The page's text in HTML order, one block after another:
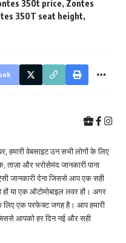
350t price, Zontes
350T seat height,
हमारी वेबसाइट उन सभी लोगों के लिए
और भरोसेमंद जानकारी पाना
जानकारी देना जिससे आप एक सही
या एक ऑटोमोबाइल लवर हों। अगर
लिए एक परफेक्ट जगह है। आप हमारी
आपको हर दिन नई और सही